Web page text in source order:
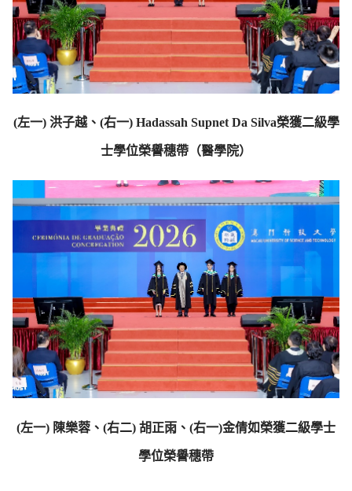
(左一) 洪子越、(右一) Hadassah Supnet Da Silva榮獲二級學
士學位榮譽穗帶（醫學院）
(左一) 陳樂蓉、(右二) 胡正雨、(右一)金倩如榮獲二級學士
學位榮譽穗帶